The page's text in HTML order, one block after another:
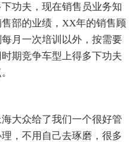
功夫，现在销售员业务知
部的业绩，XX年的销售顾
月一次培训以外，按需要
期竞争车型上得多下功夫
大众给了我们一个很好管
，不用自己去琢磨，很多